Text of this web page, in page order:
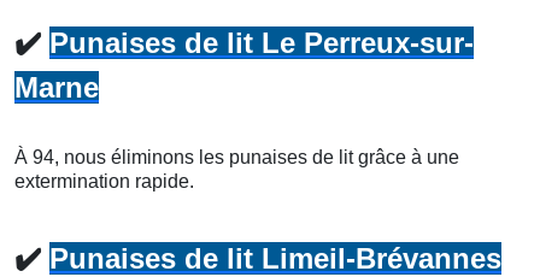
✔️ Punaises de lit Le Perreux-sur-
Marne
À 94, nous éliminons les punaises de lit grâce à une
extermination rapide.
✔️ Punaises de lit Limeil-Brévannes